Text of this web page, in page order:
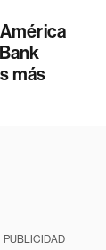
más
PUBLICIDAD